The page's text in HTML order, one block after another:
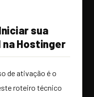
sua
na Hostinger
de ativação é o
roteiro técnico